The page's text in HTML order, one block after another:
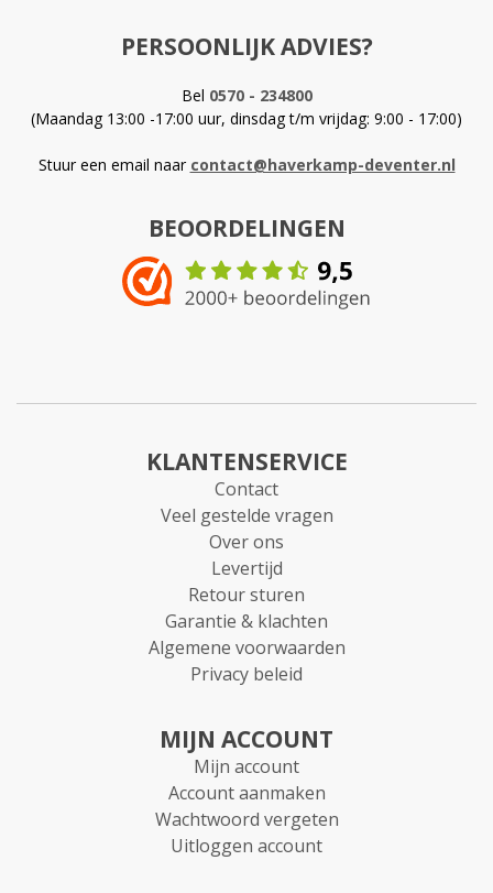
PERSOONLIJK ADVIES?
Bel 0570 - 234800
(Maandag 13:00 -17:00 uur, dinsdag t/m vrijdag: 9:00 - 17:00)
Stuur een email naar contact@haverkamp-deventer.nl
BEOORDELINGEN
KLANTENSERVICE
Contact
Veel gestelde vragen
Over ons
Levertijd
Retour sturen
Garantie & klachten
Algemene voorwaarden
Privacy beleid
MIJN ACCOUNT
Mijn account
Account aanmaken
Wachtwoord vergeten
Uitloggen account